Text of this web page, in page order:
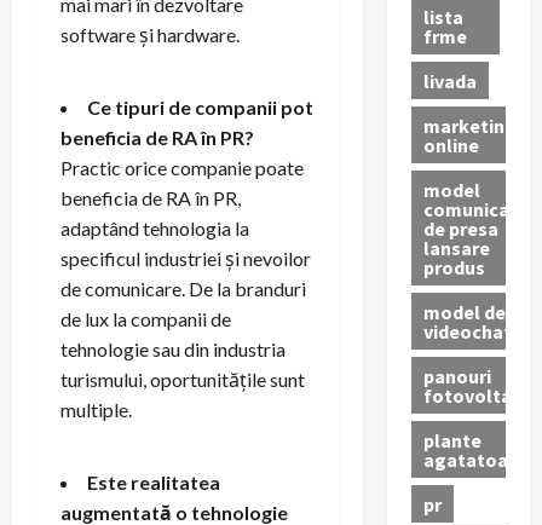
software și hardware.
Ce tipuri de companii pot
beneficia de RA în PR?
Practic orice companie poate
beneficia de RA în PR,
adaptând tehnologia la
specificul industriei și nevoilor
de comunicare. De la branduri
de lux la companii de
tehnologie sau din industria
turismului, oportunitățile sunt
multiple.
Este realitatea
augmentată o tehnologie
lista
frme
livada
marketing
online
model
comunicat
de presa
lansare
produs
model de
videochat
panouri
fotovoltaice
plante
agatatoare
pr